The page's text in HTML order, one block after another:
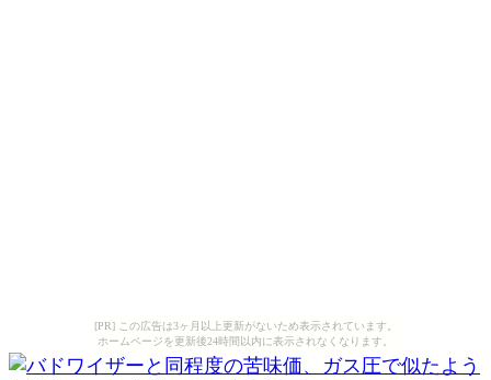
[PR] この広告は3ヶ月以上更新がないため表示されています。
ホームページを更新後24時間以内に表示されなくなります。